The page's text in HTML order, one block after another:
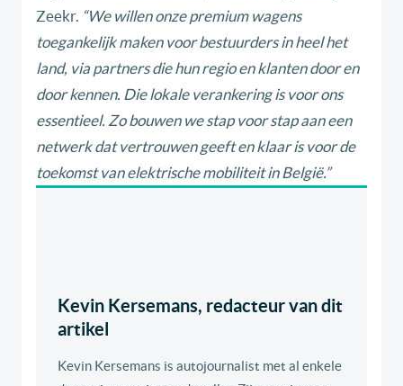
Zeekr. “We willen onze premium wagens
toegankelijk maken voor bestuurders in heel het
land, via partners die hun regio en klanten door en
door kennen. Die lokale verankering is voor ons
essentieel. Zo bouwen we stap voor stap aan een
netwerk dat vertrouwen geeft en klaar is voor de
toekomst van elektrische mobiliteit in België.”
Kevin Kersemans, redacteur van dit
artikel
Kevin Kersemans is autojournalist met al enkele